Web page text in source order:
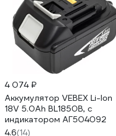
4 074 ₽
Аккумулятор VEBEX Li-Ion
18V 5.0Ah BL1850B, с
индикатором АГ504092
4.6(14)